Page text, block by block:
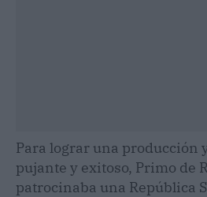
Para lograr una producción
pujante y exitoso, Primo de
patrocinaba una República